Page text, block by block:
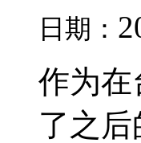
日期：
作为在
了之